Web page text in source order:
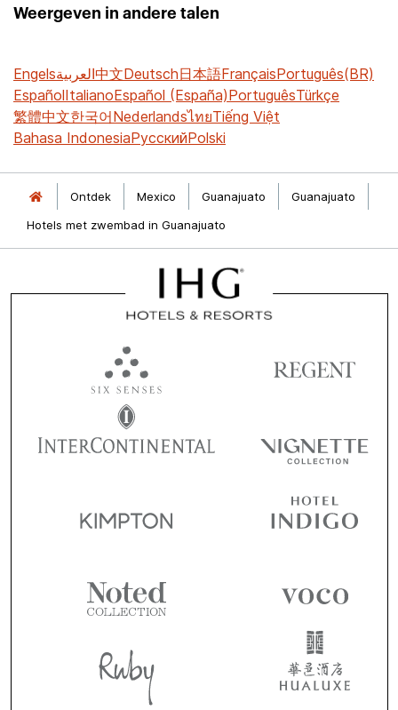
Weergeven in andere talen
Engelsالعربية中文Deutsch日本語FrançaisPortuguês(BR)
EspañolItalianoEspañol (España)PortuguêsTürkçe
繁體中文한국어NederlandsไทยTiếng Việt
Bahasa IndonesiaРусскийPolski
Ontdek Mexico Guanajuato
Guanajuato
Hotels met zwembad in Guanajuato